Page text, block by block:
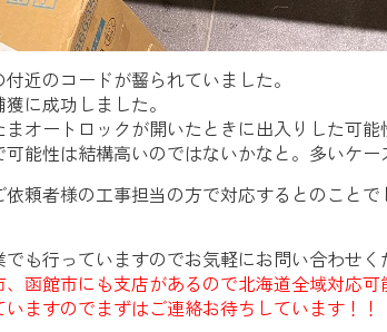
近のコードが齧られていました。
に成功しました。
オートロックが開いたときに出入りした可
能性は結構高いのではないかなと。多いケ
頼者様の工事担当の方で対応するとのこと
も行っていますのでお気軽にお問い合わせく
函館市にも支店があるので北海道全域対応可
ますのでまずはご連絡お待ちしています！！